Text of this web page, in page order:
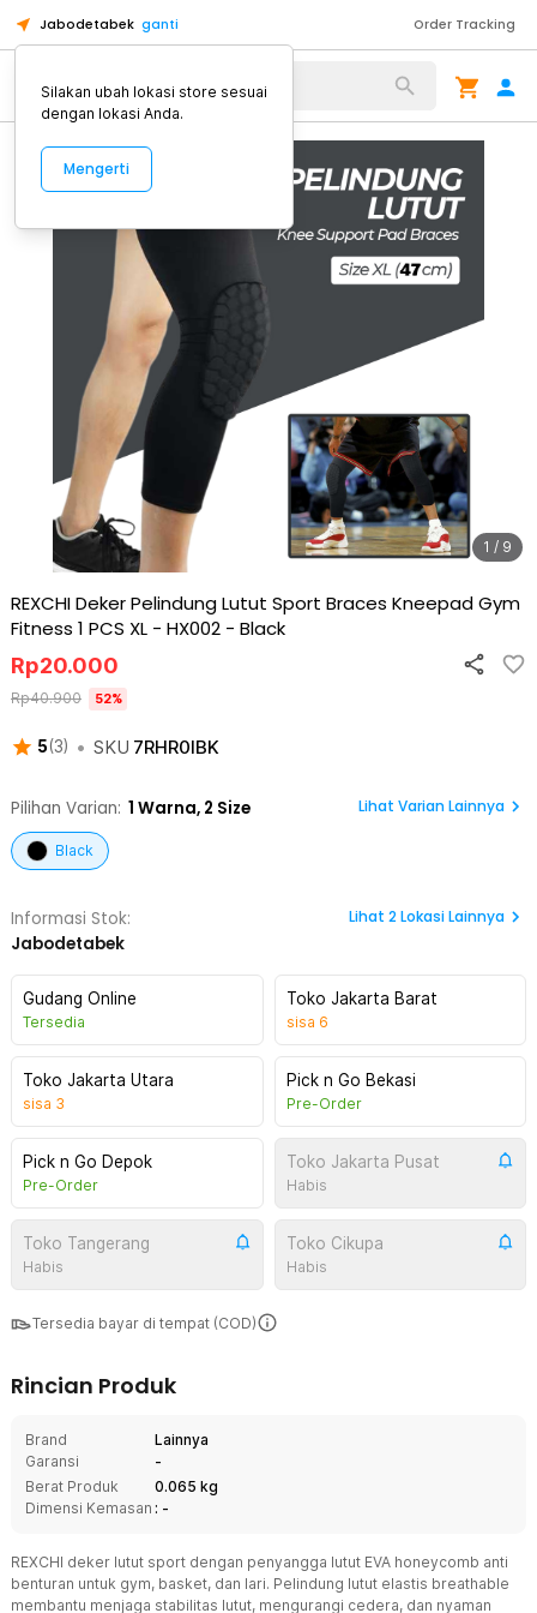
Jabodetabek ganti Order Tracking
Alat Kopi
1 / 9
REXCHI Deker Pelindung Lutut Sport Braces Kneepad Gym
Fitness 1 PCS XL - HX002 - Black
5(3) • SKU 7RHR0IBK
Rp20.000
Rp40.900 52%
Pilihan Varian: 1 Warna, 2 Size Lihat Varian Lainnya
Black
Informasi Stok:
Jabodetabek
Lihat 2Lokasi Lainnya
Gudang Online
Tersedia
Toko Jakarta Barat
sisa 6
Toko Jakarta Utara
sisa 3
Pick n Go Bekasi
Pre-Order
Pick n Go Depok
Pre-Order
Toko Jakarta Pusat
Habis
Toko Tangerang
Habis
Toko Cikupa
Habis
Tersedia bayar di tempat (COD)
Rincian Produk
Brand
Lainnya
Garansi
-
Berat Produk
0.065 kg
Dimensi Kemasan : -
REXCHI deker lutut sport dengan penyangga lutut EVA honeycomb anti
benturan untuk gym, basket, dan lari. Pelindung lutut elastis breathable
membantu menjaga stabilitas lutut, mengurangi cedera, dan nyaman
Silakan ubah lokasi store sesuai
dengan lokasi Anda.
Mengerti